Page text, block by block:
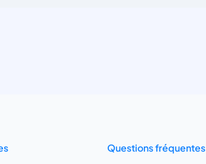
Questions fréquentes